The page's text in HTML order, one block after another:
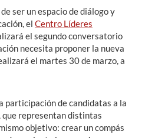
ser un espacio de diálogo y
el Centro Líderes
el segundo conversatorio
necesita proponer la nueva
el martes 30 de marzo, a
participación de candidatas a la
representan distintas
objetivo: crear un compás